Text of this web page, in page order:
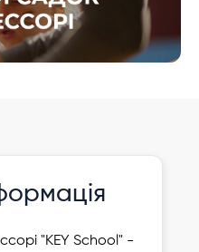
Зареєструвати
дитину
"KEY School" -